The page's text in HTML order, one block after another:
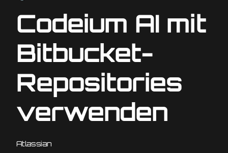
Codeium AI mit
Bitbucket-
Repositories
verwenden
Atlassian